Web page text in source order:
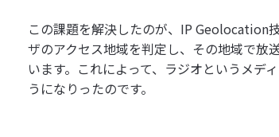
この課題を解決したのが、IP Geolocation
ザのアクセス地域を判定し、その地域で放
います。これによって、ラジオというメデ
うになりったのです。